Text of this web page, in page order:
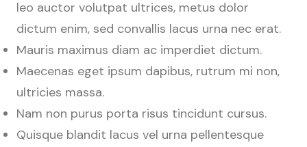
leo auctor volutpat ultrices, metus dolor
dictum enim, sed convallis lacus urna nec erat.
Mauris maximus diam ac imperdiet dictum.
Maecenas eget ipsum dapibus, rutrum mi non,
ultricies massa.
Nam non purus porta risus tincidunt cursus.
Quisque blandit lacus vel urna pellentesque